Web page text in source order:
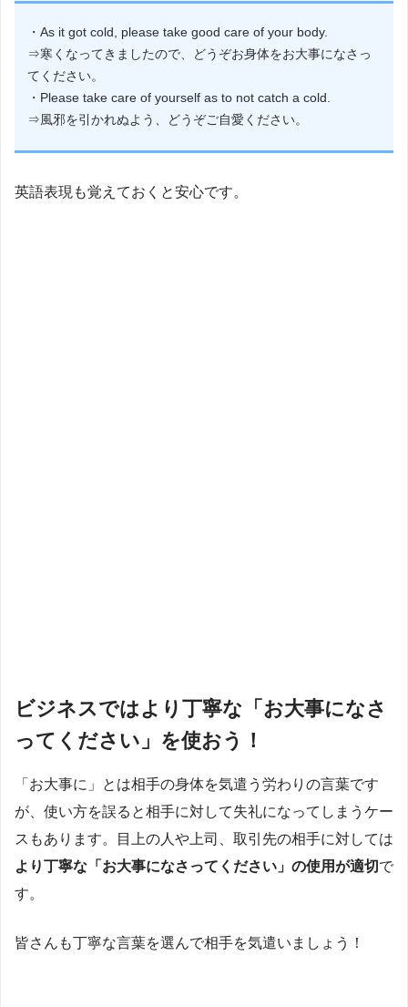
・As it got cold, please take good care of your body.
⇒寒くなってきましたので、どうぞお身体をお大事になさっ
てください。
・Please take care of yourself as to not catch a cold.
⇒風邪を引かれぬよう、どうぞご自愛ください。
英語表現も覚えておくと安心です。
ビジネスではより丁寧な「お大事になさ
ってください」を使おう！
「お大事に」とは相手の身体を気遣う労わりの言葉です
が、使い方を誤ると相手に対して失礼になってしまうケー
スもあります。目上の人や上司、取引先の相手に対しては
より丁寧な「お大事になさってください」の使用が適切で
す。
皆さんも丁寧な言葉を選んで相手を気遣いましょう！